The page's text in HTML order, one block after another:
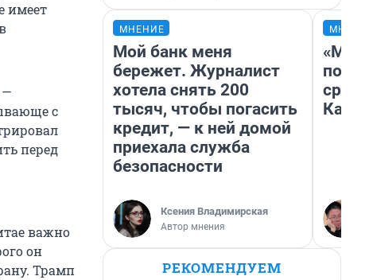
имеет
—
с
перед
важно
он
Трамп
МНЕНИЕ
Мой банк меня
бережет. Журналист
хотела снять 200
тысяч, чтобы погасить
кредит, — к ней домой
приехала служба
безопасности
Ксения Владимирская
Автор мнения
РЕКОМЕНДУЕМ